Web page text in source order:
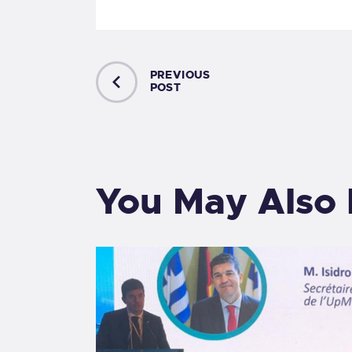
PREVIOUS
POST
You May Also